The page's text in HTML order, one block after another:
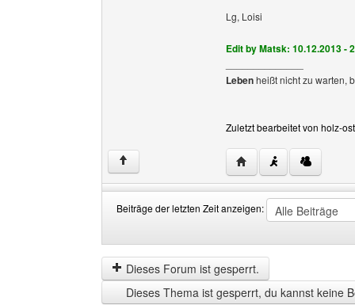
Lg, Loisi
Edit by Matsk: 10.12.2013 -
Lebenheißt nicht zu warten,
Zuletzt bearbeitet von holz-
↑ Website dieses
Beiträge der letzten Zeit anzeigen:
der
letzten
Zeit
anzeigen
by
Dieses Forum ist gesperrt.
Dieses Thema ist gesperrt, du kannst keine